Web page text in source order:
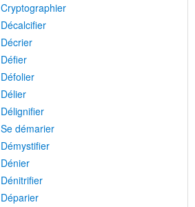
Cryptographier
Décalcifier
Décrier
Défier
Défolier
Délier
Délignifier
Se démarier
Démystifier
Dénier
Dénitrifier
Déparier